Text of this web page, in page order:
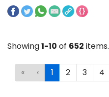
Showing1-10 of 652 items.
« ‹ 1 2 3 4